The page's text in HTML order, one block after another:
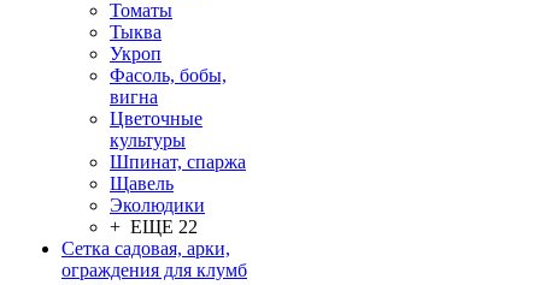
Томаты
Тыква
Укроп
Фасоль, бобы,
вигна
Цветочные
культуры
Шпинат, спаржа
Щавель
Эколюдики
+ ЕЩЕ 22
Сетка садовая, арки,
ограждения для клумб